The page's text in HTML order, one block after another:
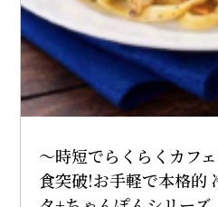
～時短でらくらくカフ
食突破!お手軽で本格的